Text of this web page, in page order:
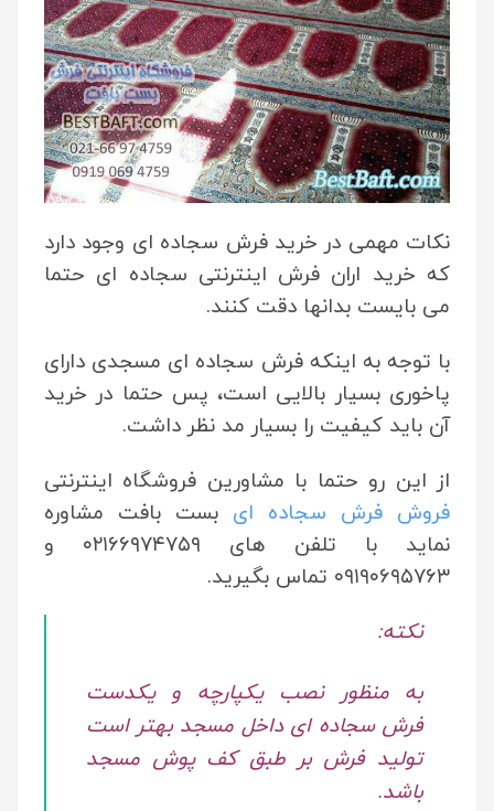
نکات مهمی در خرید فرش سجاده ای وجود دارد
که خرید اران فرش اینترنتی سجاده ای حتما
می بایست بدانها دقت کنند.
با توجه به اینکه فرش سجاده ای مسجدی دارای
پاخوری بسیار بالایی است، پس حتما در خرید
آن باید کیفیت را بسیار مد نظر داشت.
از این رو حتما با مشاورین فروشگاه اینترنتی
فروش فرش سجاده ای بست بافت مشاوره
نماید با تلفن های ۰۲۱۶۶۹۷۴۷۵۹ و
۰۹۱۹۰۶۹۵۷۶۳ تماس بگیرید.
نکته:
به منظور نصب یکپارچه و یکدست
فرش سجاده ای داخل مسجد بهتر است
تولید فرش بر طبق کف پوش مسجد
باشد.